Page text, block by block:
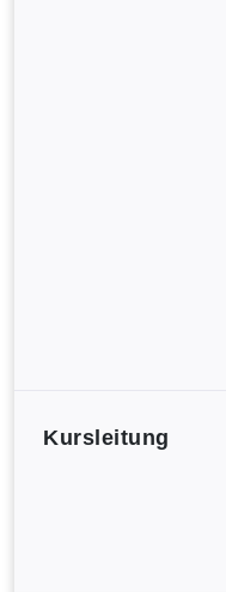
Kursleitung